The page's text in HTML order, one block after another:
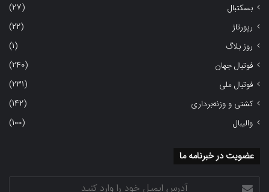
بسکتبال
(27)
رپورتاژ
(22)
روز بلاگ
(1)
فوتبال جهان
(240)
فوتبال ملی
(231)
کشتی و وزنه‌برداری
(142)
والیبال
(100)
عضویت در خبرنامه ما
آدرس